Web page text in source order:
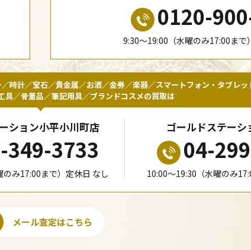
0120-
9:30〜19:00（水曜のみ17:00まで
時計／宝石／貴金属／お酒／金券／楽器／スマートフォン・タブレッ
具／骨董品／筆記用具／ブランドコスメの買取は
ション小平小川町店
349-3733
み17:00まで）定休日 なし
ゴールドステー
04-
10:00〜19:30（水曜のみ
メール査定はこちら